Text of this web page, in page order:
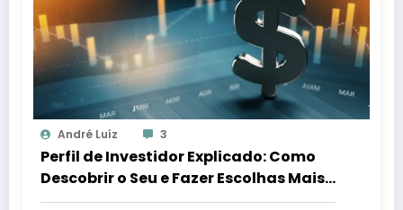
André Luíz 3
Perfil de Investidor Explicado: Como
Descobrir o Seu e Fazer Escolhas Mais
Inteligentes